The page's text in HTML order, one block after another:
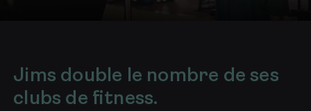
Jims double le nombre de ses
clubs de fitness.